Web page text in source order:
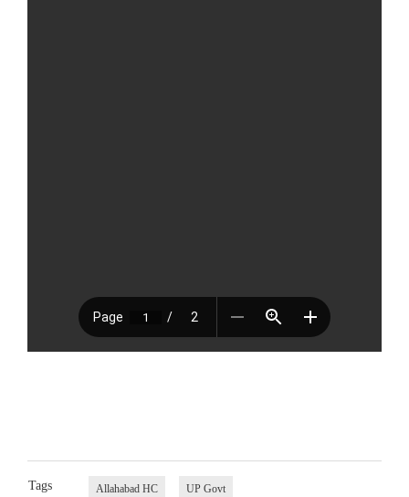
Tags Allahabad HC UP Govt